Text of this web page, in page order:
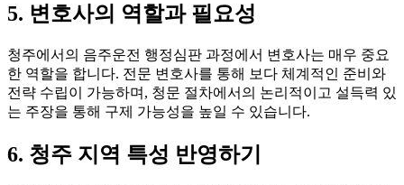
5. 변호사의 역할과 필요성
청주에서의 음주운전 행정심판 과정에서 변호사는 매우 중요
한 역할을 합니다. 전문 변호사를 통해 보다 체계적인 준비와
전략 수립이 가능하며, 청문 절차에서의 논리적이고 설득력 있
는 주장을 통해 구제 가능성을 높일 수 있습니다.
6. 청주 지역 특성 반영하기